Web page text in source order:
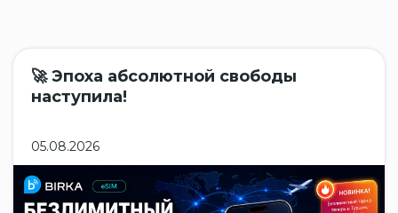
🚀 Эпоха абсолютной свободы
наступила!
05.08.2026